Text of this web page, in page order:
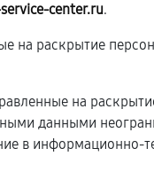
center.ru.
на раскрытие
на
данными
в информационно-